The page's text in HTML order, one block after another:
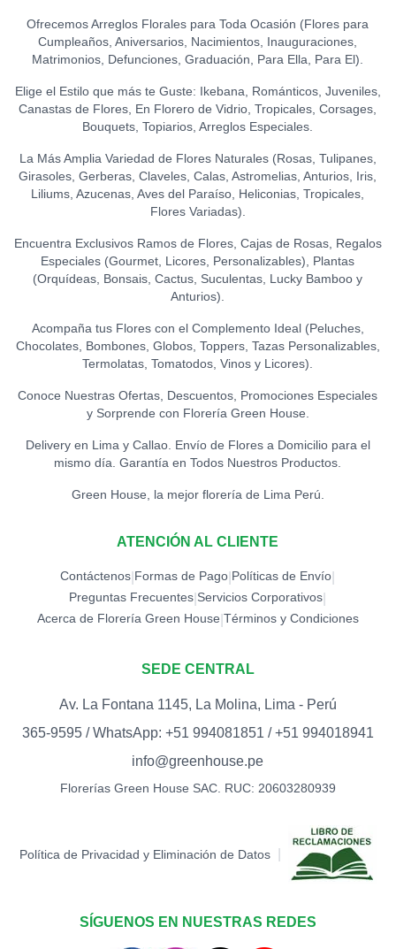
Ofrecemos Arreglos Florales para Toda Ocasión (Flores para
Cumpleaños, Aniversarios, Nacimientos, Inauguraciones,
Matrimonios, Defunciones, Graduación, Para Ella, Para El).
Elige el Estilo que más te Guste: Ikebana, Románticos, Juveniles,
Canastas de Flores, En Florero de Vidrio, Tropicales, Corsages,
Bouquets, Topiarios, Arreglos Especiales.
La Más Amplia Variedad de Flores Naturales (Rosas, Tulipanes,
Girasoles, Gerberas, Claveles, Calas, Astromelias, Anturios, Iris,
Liliums, Azucenas, Aves del Paraíso, Heliconias, Tropicales,
Flores Variadas).
Encuentra Exclusivos Ramos de Flores, Cajas de Rosas, Regalos
Especiales (Gourmet, Licores, Personalizables), Plantas
(Orquídeas, Bonsais, Cactus, Suculentas, Lucky Bamboo y
Anturios).
Acompaña tus Flores con el Complemento Ideal (Peluches,
Chocolates, Bombones, Globos, Toppers, Tazas Personalizables,
Termolatas, Tomatodos, Vinos y Licores).
Conoce Nuestras Ofertas, Descuentos, Promociones Especiales
y Sorprende con Florería Green House.
Delivery en Lima y Callao. Envío de Flores a Domicilio para el
mismo día. Garantía en Todos Nuestros Productos.
Green House, la mejor florería de Lima Perú.
ATENCIÓN AL CLIENTE
Contáctenos Formas de Pago Políticas de Envío
Preguntas Frecuentes Servicios Corporativos
Acerca de Florería Green House Términos y Condiciones
SEDE CENTRAL
Av. La Fontana 1145, La Molina, Lima - Perú
365-9595 / WhatsApp: +51 994081851 / +51 994018941
info@greenhouse.pe
Florerías Green House SAC. RUC: 20603280939
Política de Privacidad y Eliminación de Datos
SÍGUENOS EN NUESTRAS REDES